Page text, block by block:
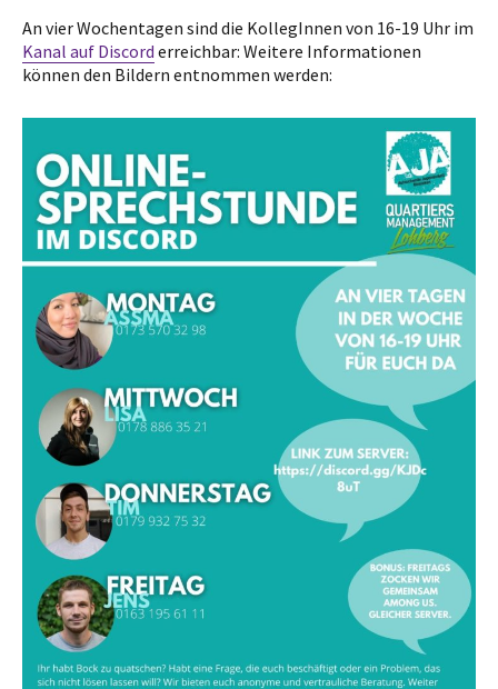
An vier Wochentagen sind die KollegInnen von 16-19 Uhr im
Kanal auf Discord erreichbar: Weitere Informationen
können den Bildern entnommen werden: